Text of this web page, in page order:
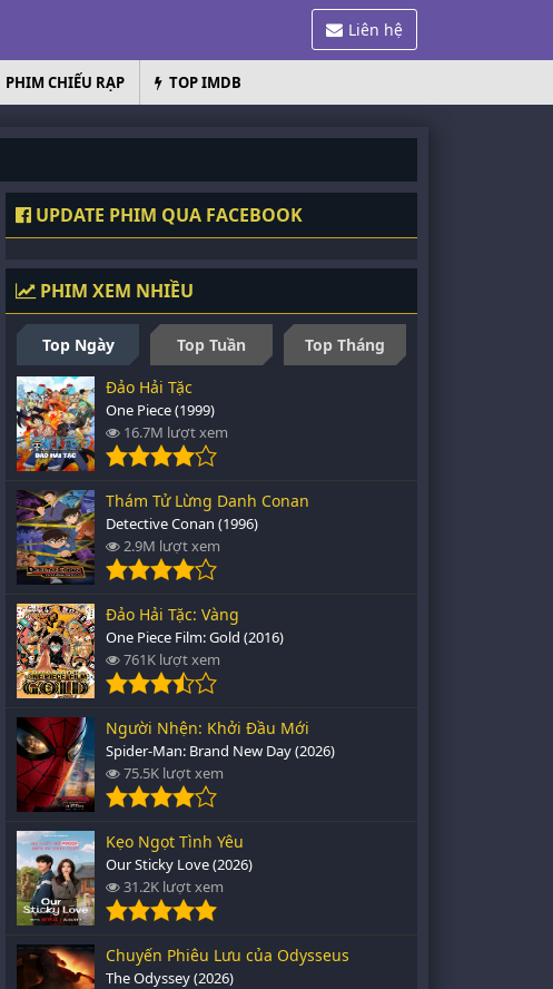
Liên hệ
PHIM CHIẾU RẠP TOP IMDB
UPDATE PHIM QUA FACEBOOK
PHIM XEM NHIỀU
Top Ngày Top Tuần
Top Tháng
Đảo Hải Tặc
One Piece (1999)
16.7M lượt xem
Thám Tử Lừng Danh Conan
Detective Conan (1996)
2.9M lượt xem
Đảo Hải Tặc: Vàng
One Piece Film: Gold (2016)
761K lượt xem
Người Nhện: Khởi Đầu Mới
Spider-Man: Brand New Day (2026)
75.5K lượt xem
Kẹo Ngọt Tình Yêu
Our Sticky Love (2026)
31.2K lượt xem
Chuyến Phiêu Lưu của Odysseus
The Odyssey (2026)